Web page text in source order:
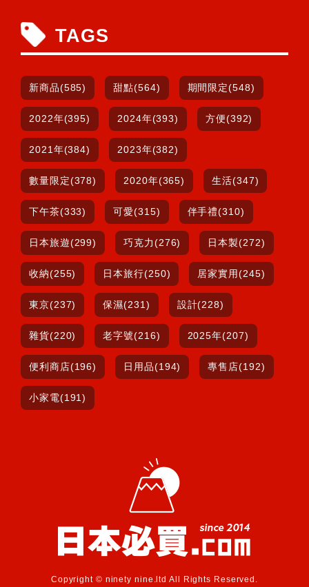
TAGS
新商品(585) 甜點(564) 期間限定(548)
2022年(395) 2024年(393) 方便(392)
2021年(384) 2023年(382)
數量限定(378) 2020年(365) 生活(347)
下午茶(333) 可愛(315) 伴手禮(310)
日本旅遊(299) 巧克力(276) 日本製(272)
收納(255) 日本旅行(250) 居家實用(245)
東京(237) 保濕(231) 設計(228)
雜貨(220) 老字號(216) 2025年(207)
便利商店(196) 日用品(194) 專售店(192)
小家電(191)
Copyright © ninety nine.ltd All Rights Reserved.